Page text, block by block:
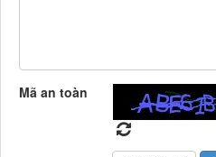
Mã an toàn